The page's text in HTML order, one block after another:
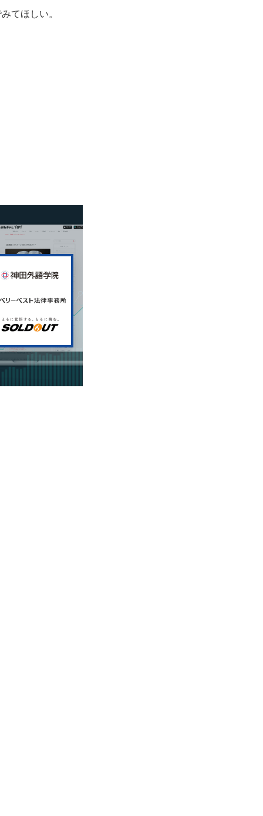
てほしい。